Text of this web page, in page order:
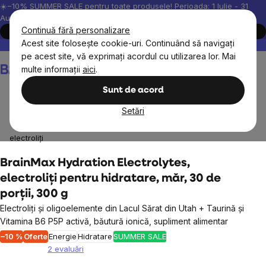
Continuă fără personalizare
Acest site folosește cookie-uri. Continuând să navigați
pe acest site, vă exprimați acordul cu utilizarea lor. Mai
multe informații aici.
Sunt de acord
Setări
Treci
la
conținut
☀️−10% SUMMER SALE pentru toate produsele! Perioada: 1 Iulie - 31
August, 2026.
Cumpără acum
Peste 200.000 de recenzii verificate
Produsele noastre sunt
Coş
de
electroliți
BrainMax Hydration Electrolytes,
electroliți pentru hidratare, măr, 30 de
porții, 300 g
Electroliți și oligoelemente din Lacul Sărat din Utah + Taurină și
Vitamina B6 P5P activă, băutură ionică, supliment alimentar
–10 % OferteEnergieHidratareSUMMER SALE
2 evaluări